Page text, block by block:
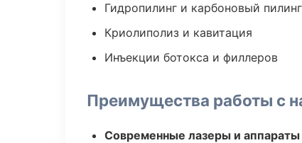
Гидропилинг и карбоновый пилинг
Криолиполиз и кавитация
Инъекции ботокса и филлеров
Преимущества работы с
Современные лазеры и аппараты